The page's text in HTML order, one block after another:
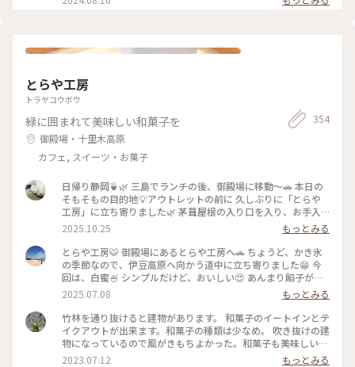
味しかったです😋 ・ ・ #熱海プリン #熱海プリンカフェ #熱海
とらや工房
トラヤコウボウ
緑に囲まれて美味しい和菓子を
御殿場・十里木高原
カフェ, スイーツ・お菓子
354
日帰り静岡🍵🌿 三島でランチの後、御殿場に移動〜🚗 本日の
そもそもの目的地💡アウトレットの前に 久しぶりに「とらや
工房」に立ち寄りました🌿 茅葺屋根の入り口を入り、お手入
れされた 林の中を抜けたら…🌲🌳🌲🌳 変わらぬ佇まいの工房
にホッとします☺️ 栗餅とお茶を頂きました🌰🍵美味しい〜😋
その後アウトレットでお買い物を楽しみ😊 途中、休憩ではサ
ングラムでお茶タイム🥤 夜ごはんは混む前の早めの時間に 沼
津魚がし寿司さんで地のものメインの 美味しいお寿司🍣🍣頂
きました(๑>◡<๑) 美味しい静岡、満喫の大満足日帰り旅です
✨✨ #ことりっぷと一緒 #ことりっぷ静岡 #秋の装い #とらや工
房#栗餅 #御殿場プレミアムアウトレット #サングラム #静岡茶
#沼津魚がし寿司 #回転寿司
2025.10.25
もっとみる
とらや工房🐯 御殿場にあるとらや工房へ🚗 ちょうど、かき氷
の季節なので、伊豆高原へ向かう道中に立ち寄りました😁 今
回は、白蜜🍧 シンプルだけど、おいしい😍 あんまり餡子が得
意ではない私でも、とらやの餡子はおいしいです✨ #静岡県#
かき氷 #カフェ
2025.07.08
もっとみる
竹林を通り抜けると建物があります。 和菓子のイートインとテ
イクアウトが出来ます。和菓子の種類は少なめ。 吹き抜けの建
物になっているので風がきもちよかった。和菓子も美味しいで
す。
2023.07.12 もっとみる